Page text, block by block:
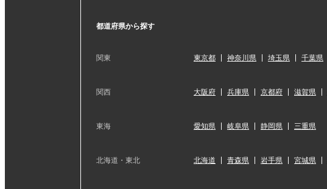
都道府県から探す
関東 東京都 神奈川県 埼玉県 千葉県
関西 大阪府 兵庫県 京都府 滋賀県
東海 愛知県 岐阜県 静岡県 三重県
北海道・東北 北海道 青森県 岩手県 宮城県